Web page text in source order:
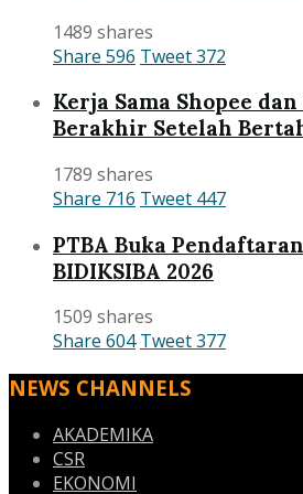
1489 shares
Share 596 Tweet372
Kerja Sama Shopee dan
Berakhir Setelah
1789 shares
Share 716 Tweet 447
PTBA Buka
BIDIKSIBA 2026
1509 shares
Share 604 Tweet377
NEWS CHANNELS
AKADEMIKA
CSR
EKONOMI